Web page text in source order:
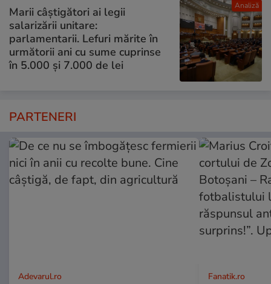
Analiză
Marii câștigători ai legii
salarizării unitare:
parlamentarii. Lefuri mărite în
următorii ani cu sume cuprinse
în 5.000 și 7.000 de lei
PARTENERI
Adevarul.ro Fanatik.ro